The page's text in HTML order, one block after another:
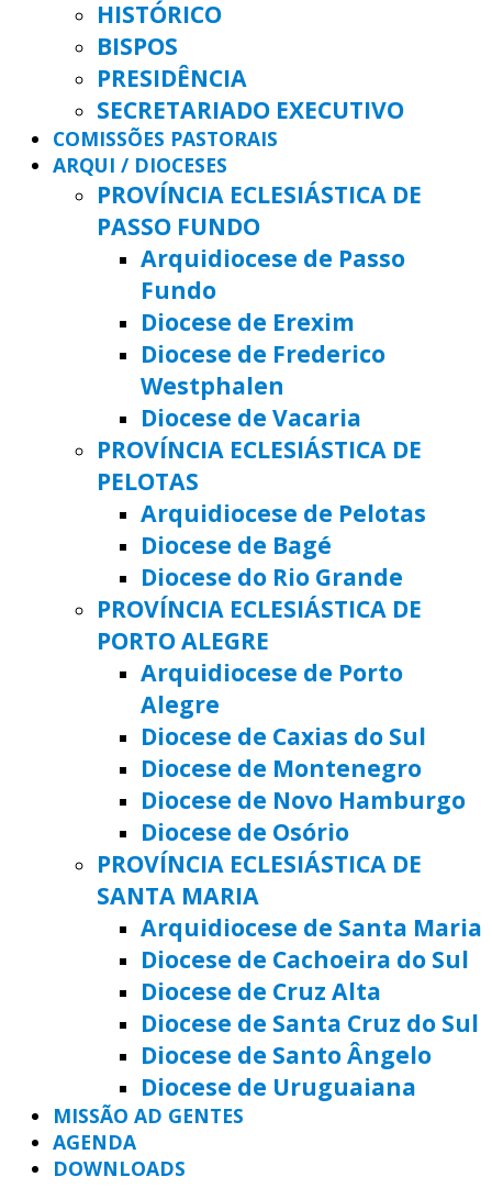
HISTÓRICO
BISPOS
PRESIDÊNCIA
SECRETARIADO EXECUTIVO
COMISSÕES PASTORAIS
ARQUI / DIOCESES
PROVÍNCIA ECLESIÁSTICA DE
PASSO FUNDO
Arquidiocese de Passo
Fundo
Diocese de Erexim
Diocese de Frederico
Westphalen
Diocese de Vacaria
PROVÍNCIA ECLESIÁSTICA DE
PELOTAS
Arquidiocese de Pelotas
Diocese de Bagé
Diocese do Rio Grande
PROVÍNCIA ECLESIÁSTICA DE
PORTO ALEGRE
Arquidiocese de Porto
Alegre
Diocese de Caxias do Sul
Diocese de Montenegro
Diocese de Novo Hamburgo
Diocese de Osório
PROVÍNCIA ECLESIÁSTICA DE
SANTA MARIA
Arquidiocese de Santa Maria
Diocese de Cachoeira do Sul
Diocese de Cruz Alta
Diocese de Santa Cruz do Sul
Diocese de Santo Ângelo
Diocese de Uruguaiana
MISSÃO AD GENTES
AGENDA
DOWNLOADS